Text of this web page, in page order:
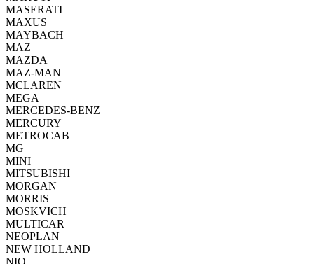
MASERATI
MAXUS
MAYBACH
MAZ
MAZDA
MAZ-MAN
MCLAREN
MEGA
MERCEDES-BENZ
MERCURY
METROCAB
MG
MINI
MITSUBISHI
MORGAN
MORRIS
MOSKVICH
MULTICAR
NEOPLAN
NEW HOLLAND
NIO